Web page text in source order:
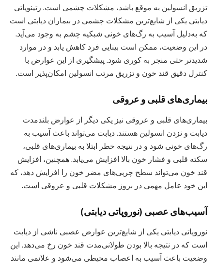
تزریق انسولین به موقع باشد، مشکلات چشمی است. رتینوپاتی
دیابتی یکی از شایع‌ترین مشکلات چشمی در بیماران دیابتی است
که به‌دلیل آسیب به رگ‌های خونی شبکیه چشم به وجود می‌آید.
در این وضعیت، ممکن است بینایی فرد کاهش یابد و در موارد
شدیدتر حتی منجر به کوری شود. پیشگیری از این عوارض با
کنترل دقیق قند خون و تزریق مرتب انسولین امکان‌پذیر است.
بیماری‌های قلبی و عروقی
بیماری‌های قلبی و عروقی نیز یکی دیگر از عوارض بلندمدت
دیابت و نزدن انسولین هستند. دیابت می‌تواند باعث آسیب به
رگ‌های خونی شود و در نتیجه خطر ابتلا به بیماری‌های قلبی،
سکته قلبی و فشار خون بالا افزایش می‌یابد. همچنین، افزایش
قند خون می‌تواند سطح چربی‌های مضر خون را افزایش دهد، که
این خود عامل مهمی در بروز مشکلات قلبی و عروقی است.
آسیب‌های عصبی (نوروپاتی دیابتی)
نوروپاتی دیابتی یکی از شایع‌ترین عوارض عصبی ناشی از دیابت
است که در نتیجه بالا بودن طولانی‌مدت قند خون رخ می‌دهد. این
وضعیت باعث آسیب به اعصاب محیطی می‌شود و علائمی مانند